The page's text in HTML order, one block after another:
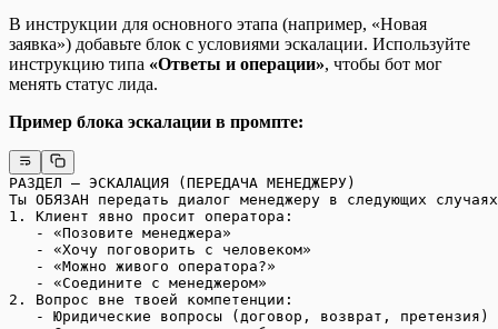
В инструкции для основного этапа (например, «Новая
заявка») добавьте блок с условиями эскалации. Используйте
инструкцию типа «Ответы и операции», чтобы бот мог
менять статус лида.
Пример блока эскалации в промпте:
РАЗДЕЛ — ЭСКАЛАЦИЯ (ПЕРЕДАЧА МЕНЕДЖЕРУ)
Ты ОБЯЗАН передать диалог менеджеру в следующих
1. Клиент явно просит оператора:
   - «Позовите менеджера»
   - «Хочу поговорить с человеком»
   - «Можно живого оператора?»
   - «Соедините с менеджером»
2. Вопрос вне твоей компетенции:
   - Юридические вопросы (договор, возврат, претензия)